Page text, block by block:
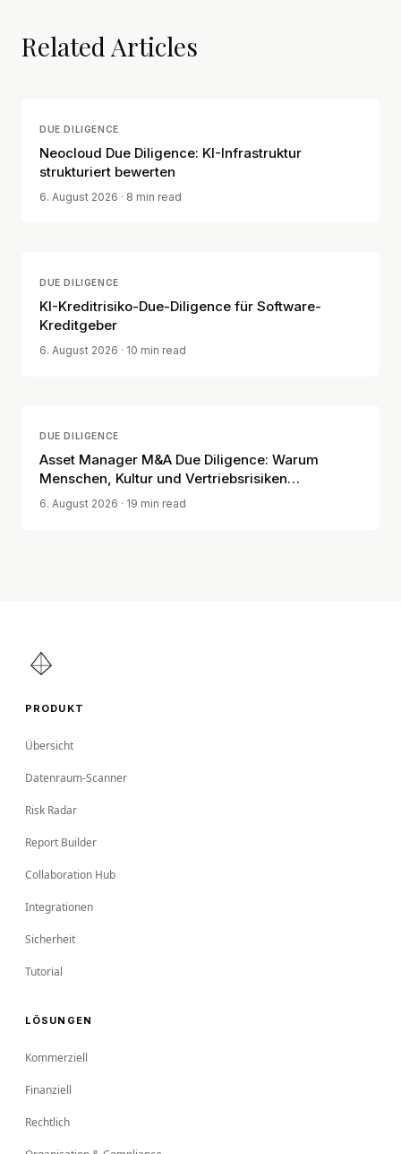
Related Articles
DUE DILIGENCE
Neocloud Due Diligence: KI-Infrastruktur
strukturiert bewerten
6. August 2026 · 8 min read
DUE DILIGENCE
KI-Kreditrisiko-Due-Diligence für Software-
Kreditgeber
6. August 2026 · 10 min read
DUE DILIGENCE
Asset Manager M&A Due Diligence: Warum
Menschen, Kultur und Vertriebsrisiken
entscheidend sind
6. August 2026 · 19 min read
PRODUKT
Übersicht
Datenraum-Scanner
Risk Radar
Report Builder
Collaboration Hub
Integrationen
Sicherheit
Tutorial
LÖSUNGEN
Kommerziell
Finanziell
Rechtlich